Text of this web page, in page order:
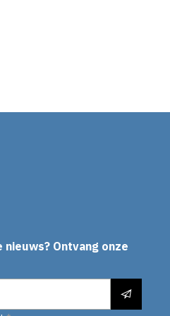
Ontvang onze